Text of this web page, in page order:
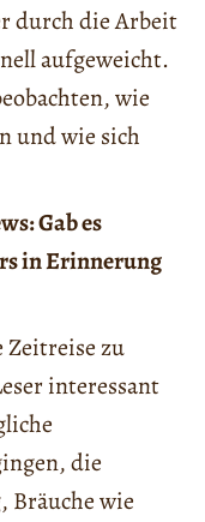
durch die Arbeit
aufgeweicht.
wie
und wie sich
Gab es
in Erinnerung
Zeitreise zu
interessant
die
wie